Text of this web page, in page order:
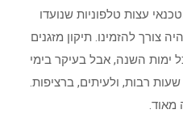
עצות טלפוניות שנועדו
צורך להזמינו. תיקון מזגנים
ימות השנה, אבל בעיקר בימי
רבות, ולעיתים, ברציפות.
מאוד.